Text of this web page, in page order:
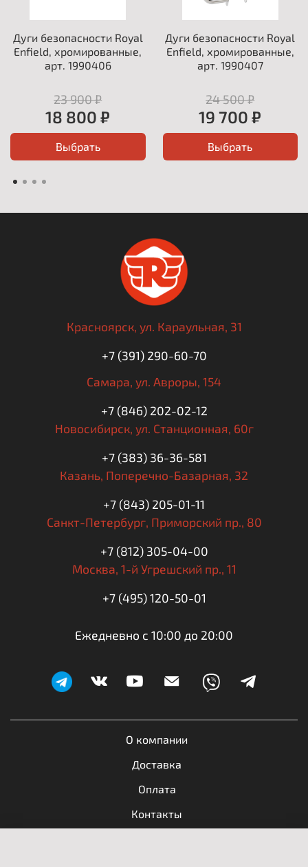
Дуги безопасности Royal
Enfield, хромированные,
арт. 1990406
23 900 ₽
18 800 ₽
Выбрать
Дуги безопасности Royal
Enfield, хромированные,
арт. 1990407
24 500 ₽
19 700 ₽
Выбрать
О компании
Доставка
Оплата
Контакты
Красноярск, ул. Караульная, 31
+7 (391) 290-60-70
Самара, ул. Авроры, 154
+7 (846) 202-02-12
Новосибирск, ул. Станционная, 60г
+7 (383) 36-36-581
Казань, Поперечно-Базарная, 32
+7 (843) 205-01-11
Санкт-Петербург, Приморский пр., 80
+7 (812) 305-04-00
Москва, 1-й Угрешский пр., 11
+7 (495) 120-50-01
Ежедневно с 10:00 до 20:00